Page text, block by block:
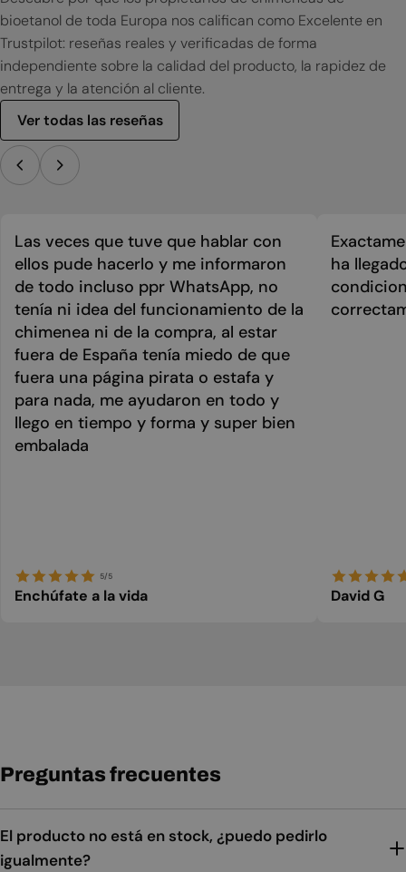
bioetanol de toda Europa nos califican como Excelente en
Trustpilot: reseñas reales y verificadas de forma
independiente sobre la calidad del producto, la rapidez de
entrega y la atención al cliente.
Ver todas las reseñas
Las veces que tuve que hablar con
ellos pude hacerlo y me informaron
de todo incluso ppr WhatsApp, no
tenía ni idea del funcionamiento de la
chimenea ni de la compra, al estar
fuera de España tenía miedo de que
fuera una página pirata o estafa y
para nada, me ayudaron en todo y
llego en tiempo y forma y super bien
embalada
5/5
Enchúfate a la vida
ha
David G
Preguntas frecuentes
El producto no está en stock, ¿puedo pedirlo
igualmente?